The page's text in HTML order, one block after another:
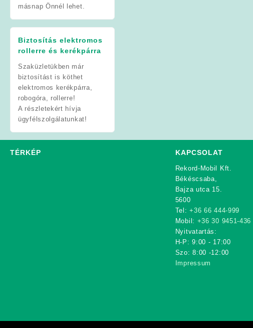
másnap Önnél lehet.
Biztosítás elektromos
rollerre és kerékpárra
Szaküzletükben már
biztosítást is köthet
elektromos kerékpárra,
robogóra, rollerre!
A részletekért hívja
ügyfélszolgálatunkat!
TÉRKÉP KAPCSOLAT
Rekord-Mobil Kft.
Békéscsaba,
Bajza utca 15.
5600
Tel:+36 66 444-999
Mobil: +36 30 9451-436
Nyitvatartás:
H-P: 9:00 - 17:00
Szo: 8:00 -12:00
Impressum